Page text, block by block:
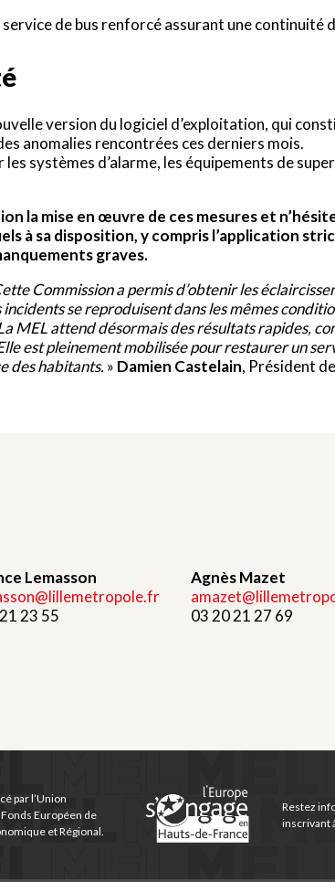
de bus renforcé assurant une continuité
version du logiciel d’exploitation, qui
anomalies rencontrées ces derniers mois.
systèmes d’alarme, les équipements de
la mise en œuvre de ces mesures et
à sa disposition, y compris l’application
graves.
Commission a permis d’obtenir les
se reproduisent dans les mêmes
MEL attend désormais des résultats rapides,
est pleinement mobilisée pour restaurer un
des habitants. » Damien Castelain, Président
Lemasson
23 55
Agnès Mazet
03 20 21 27 69
par l’Union
Européen de
et Régional.
Restez
inscrivant